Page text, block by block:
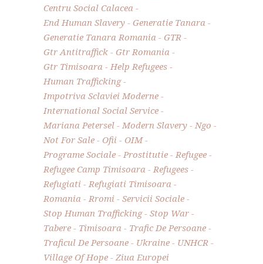
Centru Social Calacea
End Human Slavery
Generatie Tanara
Generatie Tanara Romania
GTR
Gtr Antitraffick
Gtr Romania
Gtr Timisoara
Help Refugees
Human Trafficking
Impotriva Sclaviei Moderne
International Social Service
Mariana Petersel
Modern Slavery
Ngo
Not For Sale
Ofii
OIM
Programe Sociale
Prostitutie
Refugee
Refugee Camp Timisoara
Refugees
Refugiati
Refugiati Timisoara
Romania
Rromi
Servicii Sociale
Stop Human Trafficking
Stop War
Tabere
Timisoara
Trafic De Persoane
Traficul De Persoane
Ukraine
UNHCR
Village Of Hope
Ziua Europei